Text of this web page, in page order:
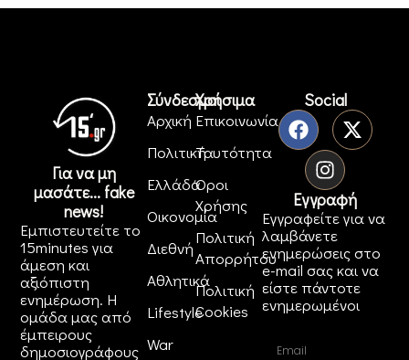
Για να μη
μασάτε... fake
news!
Εμπιστευτείτε το
15minutes για
άμεση και
αξιόπιστη
ενημέρωση. Η
ομάδα μας από
έμπειρους
δημοσιογράφους
Σύνδεσμοι
Αρχική
Πολιτική
Ελλάδα
Οικονομία
Διεθνή
Αθλητικά
Lifestyle
War
Χρήσιμα
Επικοινωνία
Ταυτότητα
Όροι
Χρήσης
Πολιτική
Απορρήτου
Πολιτική
Cookies
Social
Εγγραφή
Εγγραφείτε για να
λαμβάνετε
ενημερώσεις στο
e-mail σας και να
είστε πάντοτε
ενημερωμένοι